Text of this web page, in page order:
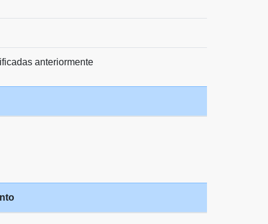
anteriormente